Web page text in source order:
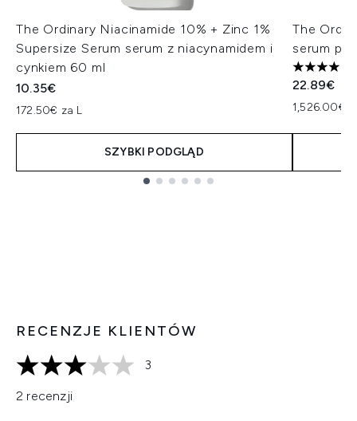
The Ordinary Niacinamide 10% + Zinc 1%
Supersize Serum serum z niacynamidem i
cynkiem 60 ml
10.35€
172.50€ za L
SZYBKI PODGLĄD
The
serum
4
22.89€
1,526.00€
RECENZJE KLIENTÓW
3 gwiazdek na maksymalnie 5
3
2 recenzji